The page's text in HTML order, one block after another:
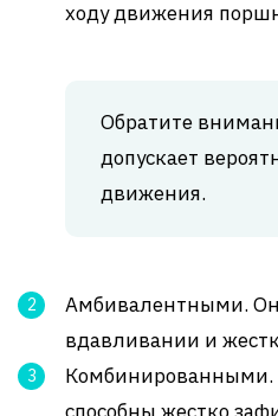
ходу движения
Обратите
допускает
движения.
Амбивалентными.
вдавливании и
Комбинированными.